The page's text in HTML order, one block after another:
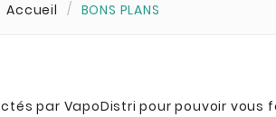
Accueil BONS PLANS
par VapoDistri pour pouvoir vous